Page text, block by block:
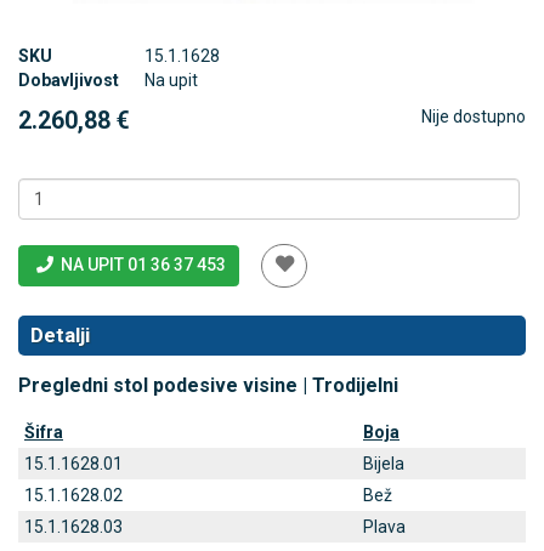
SKU
15.1.1628
Dobavljivost
Na upit
2.260,88 € Nije dostupno
NA UPIT 01 36 37 453
Detalji
Pregledni stol podesive visine | Trodijelni
Šifra
Boja
15.1.1628.01
Bijela
15.1.1628.02
Bež
15.1.1628.03
Plava